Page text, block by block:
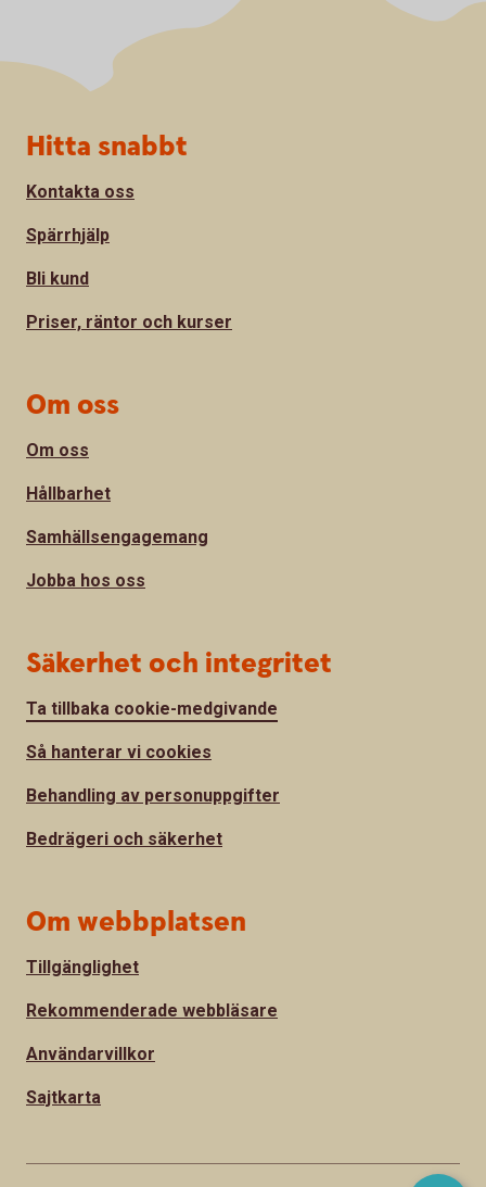
Sidfot
Hitta snabbt
Kontakta oss
Spärrhjälp
Bli kund
Priser, räntor och kurser
Om oss
Om oss
Hållbarhet
Samhällsengagemang
Jobba hos oss
Säkerhet och integritet
Ta tillbaka cookie-medgivande
Så hanterar vi cookies
Behandling av personuppgifter
Bedrägeri och säkerhet
Om webbplatsen
Tillgänglighet
Rekommenderade webbläsare
Användarvillkor
Sajtkarta